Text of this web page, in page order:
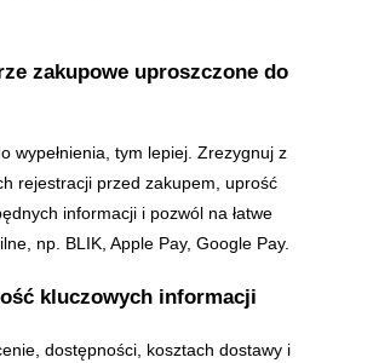
zakupowe uproszczone do
wypełnienia, tym lepiej. Zrezygnuj z
rejestracji przed zakupem, uprość
informacji i pozwól na łatwe
np. BLIK, Apple Pay, Google Pay.
kluczowych informacji
dostępności, kosztach dostawy i